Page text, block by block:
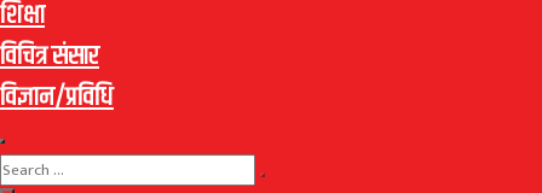
शिक्षा
विचित्र संसार
विज्ञान/प्रविधि